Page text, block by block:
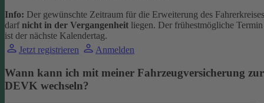
Info: Der gewünschte Zeitraum für die Erweiterung des Fahrerkreises
darf nicht in der Vergangenheit liegen. Der frühestmögliche Termin
ist der nächste Kalendertag.
Jetzt registrieren
Anmelden
Wann kann ich mit meiner Fahrzeugversicherung zur
DEVK wechseln?